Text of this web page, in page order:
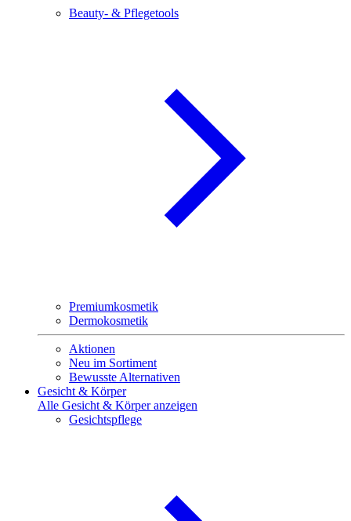
Beauty- & Pflegetools
Premiumkosmetik
Dermokosmetik
Aktionen
Neu im Sortiment
Bewusste Alternativen
Gesicht & Körper
Alle Gesicht & Körper anzeigen
Gesichtspflege